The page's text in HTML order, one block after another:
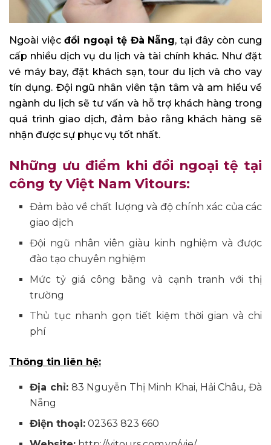
Ngoài việc đổi ngoại tệ Đà Nẵng, tại đây còn cung
cấp nhiều dịch vụ du lịch và tài chính khác. Như đặt
vé máy bay, đặt khách sạn, tour du lịch và cho vay
tín dụng. Đội ngũ nhân viên tận tâm và am hiểu về
ngành du lịch sẽ tư vấn và hỗ trợ khách hàng trong
quá trình giao dịch, đảm bảo rằng khách hàng sẽ
nhận được sự phục vụ tốt nhất.
Những ưu điểm khi đổi ngoại tệ tại
công ty Việt Nam Vitours:
Đảm bảo về chất lượng và độ chính xác của các
giao dịch
Đội ngũ nhân viên giàu kinh nghiệm và được
đào tạo chuyên nghiệm
Mức tỷ giá công bằng và cạnh tranh với thị
trường
Thủ tục nhanh gọn tiết kiệm thời gian và chi
phí
Thông tin liên hệ:
Địa chỉ:83 Nguyễn Thị Minh Khai, Hải Châu, Đà
Nẵng
Điện thoại: 02363 823 660